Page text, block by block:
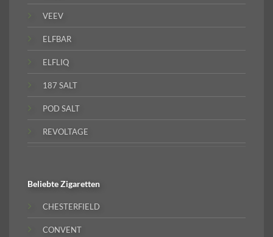
VEEV
ELFBAR
ELFLIQ
187 SALT
POD SALT
REVOLTAGE
BeliebteZigaretten
CHESTERFIELD
CONVENT